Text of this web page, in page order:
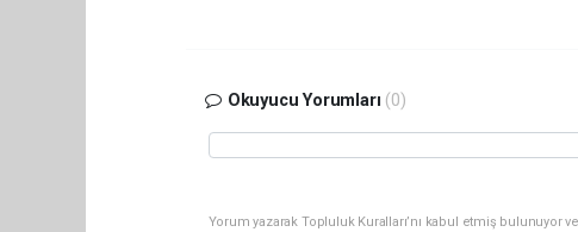
Okuyucu Yorumları (0)
Yorum yazarak Topluluk Kuralları’nı kabul etmiş